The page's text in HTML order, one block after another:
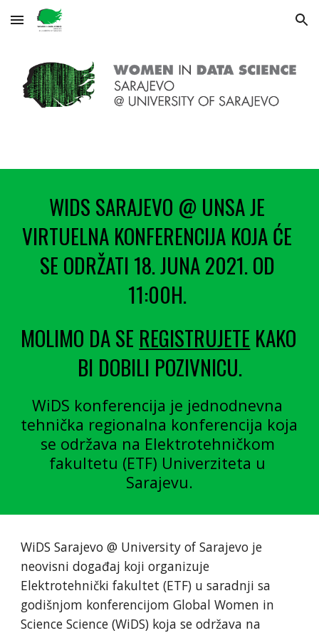
Skip to main content Skip to navigation
WIDS SARAJEVO @ UNSA JE
VIRTUELNA KONFERENCIJA KOJA ĆE
SE ODRŽATI 18. JUNA 2021. OD
11:00H.
MOLIMO DA SE REGISTRUJETE KAKO
BI DOBILI POZIVNICU.
WiDS konferencija je jednodnevna
tehnička regionalna konferencija koja
se održava na Elektrotehničkom
fakultetu (ETF) Univerziteta u
Sarajevu.
WiDS Sarajevo @ University of Sarajevo je
neovisni događaj koji organizuje
Elektrotehnički fakultet (ETF) u saradnji sa
godišnjom konferencijom Global Women in
Science Science (WiDS) koja se održava na